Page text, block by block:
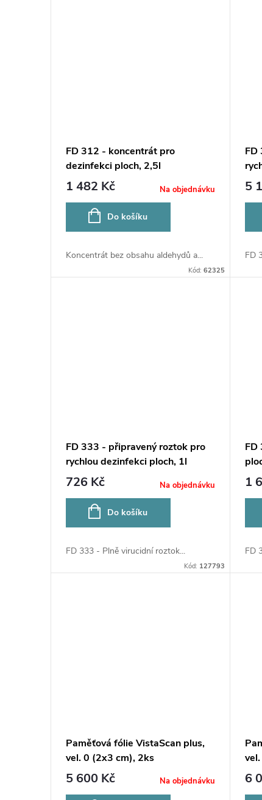
FD 312 - koncentrát pro
dezinfekci ploch, 2,5l
1 482 Kč Na objednávku
Do košíku
Koncentrát bez obsahu aldehydů a...
Kód:62325
FD
5
FD
FD 333 - připravený roztok pro
rychlou dezinfekci ploch, 1l
726 Kč Na objednávku
Do košíku
FD 333 - Plně virucidní roztok...
Kód: 127793
FD
1
FD
Paměťová fólie VistaScan plus,
vel. 0 (2x3 cm), 2ks
5 600 Kč Na objednávku 6